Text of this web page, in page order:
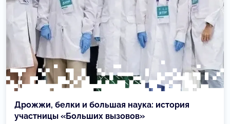
Дрожжи, белки и большая наука: история
участницы «Больших вызовов»